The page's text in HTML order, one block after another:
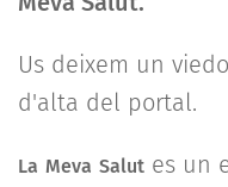
Us deixem un
d'alta del portal.
La Meva Salut es un